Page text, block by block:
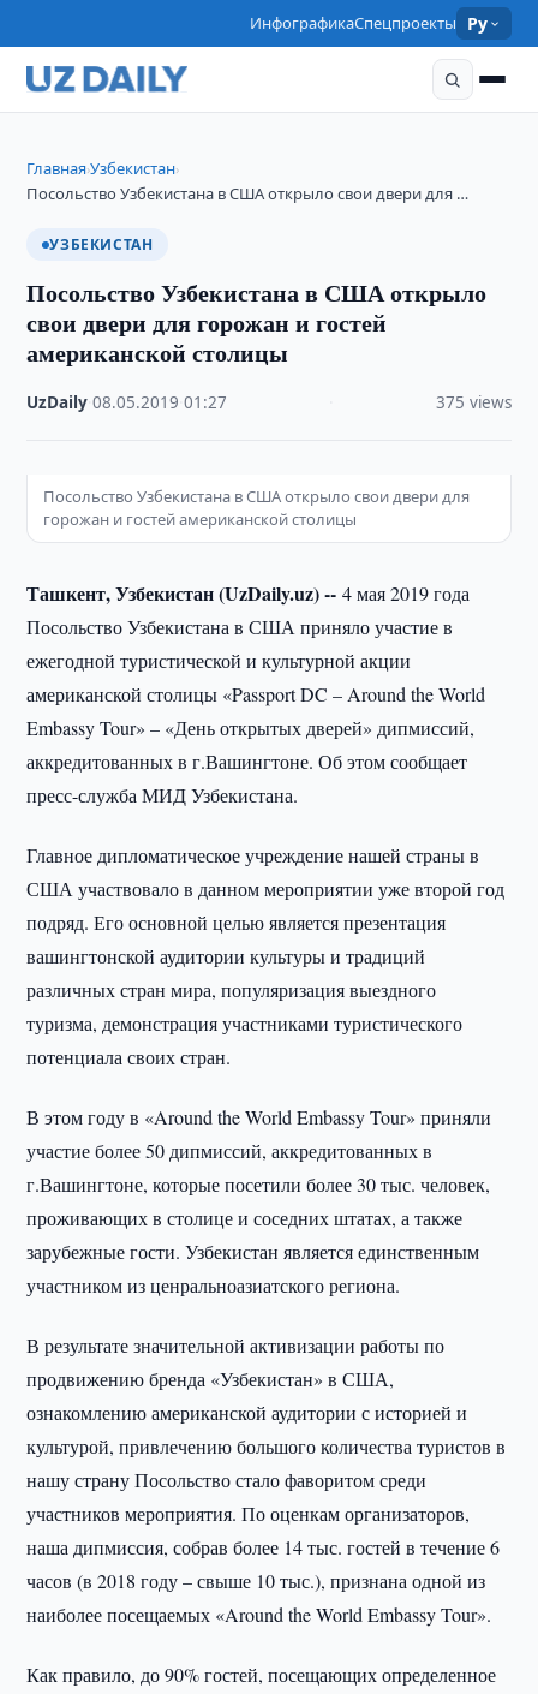
ИнфографикаСпецпроекты Ру
Главная›Узбекистан›
Посольство Узбекистана в США открыло свои двери для …
УЗБЕКИСТАН
Посольство Узбекистана в США открыло
свои двери для горожан и гостей
американской столицы
UzDaily ·08.05.2019 ·01:27 375 views
Посольство Узбекистана в США открыло свои двери для
горожан и гостей американской столицы
Ташкент, Узбекистан (UzDaily.uz) --4 мая 2019 года
Посольство Узбекистана в США приняло участие в
ежегодной туристической и культурной акции
американской столицы «Passport DC – Around the World
Embassy Tour» – «День открытых дверей» дипмиссий,
аккредитованных в г.Вашингтоне. Об этом сообщает
пресс-служба МИД Узбекистана.
Главное дипломатическое учреждение нашей страны в
США участвовало в данном мероприятии уже второй год
подряд. Его основной целью является презентация
вашингтонской аудитории культуры и традиций
различных стран мира, популяризация выездного
туризма, демонстрация участниками туристического
потенциала своих стран.
В этом году в «Around the World Embassy Tour» приняли
участие более 50 дипмиссий, аккредитованных в
г.Вашингтоне, которые посетили более 30 тыс. человек,
проживающих в столице и соседних штатах, а также
зарубежные гости. Узбекистан является единственным
участником из ценральноазиатского региона.
В результате значительной активизации работы по
продвижению бренда «Узбекистан» в США,
ознакомлению американской аудитории с историей и
культурой, привлечению большого количества туристов в
нашу страну Посольство стало фаворитом среди
участников мероприятия. По оценкам организаторов,
наша дипмиссия, собрав более 14 тыс. гостей в течение 6
часов (в 2018 году – свыше 10 тыс.), признана одной из
наиболее посещаемых «Around the World Embassy Tour».
Как правило, до 90% гостей, посещающих определенное